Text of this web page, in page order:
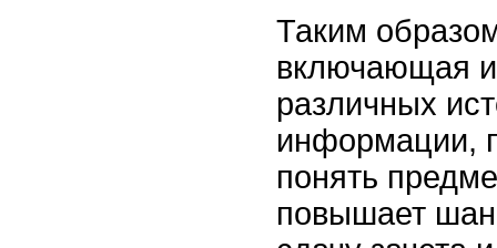
Таким
включающая
различных
информации,
понять
повышает